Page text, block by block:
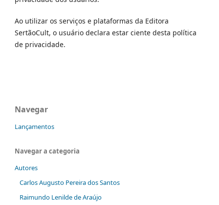
Ao utilizar os serviços e plataformas da Editora
SertãoCult, o usuário declara estar ciente desta política
de privacidade.
Navegar
Lançamentos
Navegar a categoria
Autores
Carlos Augusto Pereira dos Santos
Raimundo Lenilde de Araújo